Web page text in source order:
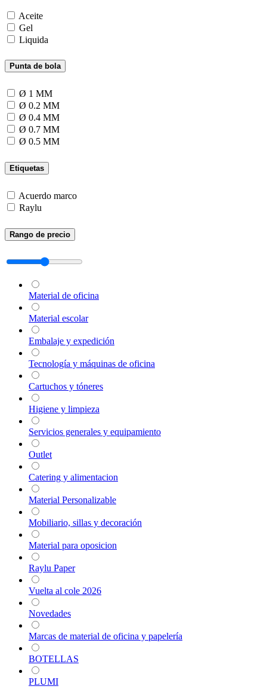
Aceite
Gel
Liquida
Punta de bola
Ø 1 MM
Ø 0.2 MM
Ø 0.4 MM
Ø 0.7 MM
Ø 0.5 MM
Etiquetas
Acuerdo marco
Raylu
Rango de precio
Material de oficina
Material escolar
Embalaje y expedición
Tecnología y máquinas de oficina
Cartuchos y tóneres
Higiene y limpieza
Servicios generales y equipamiento
Outlet
Catering y alimentacion
Material Personalizable
Mobiliario, sillas y decoración
Material para oposicion
Raylu Paper
Vuelta al cole 2026
Novedades
Marcas de material de oficina y papelería
BOTELLAS
PLUMI